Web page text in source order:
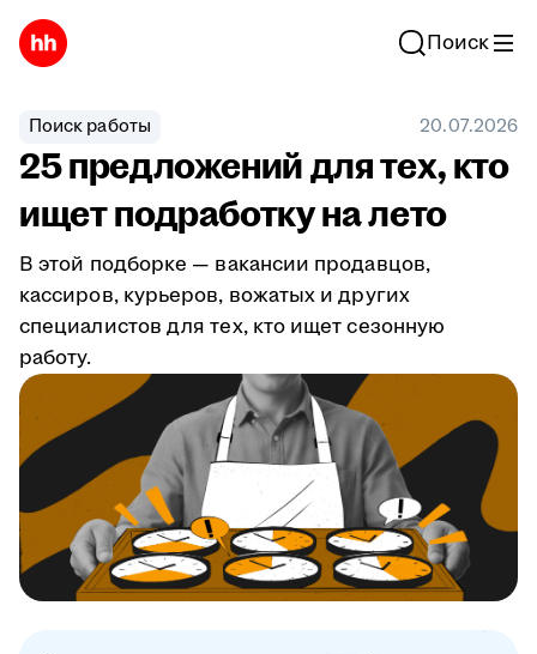
Поиск
Поиск работы 20.07.2026
25 предложений для тех, кто
ищет подработку на лето
В этой подборке — вакансии продавцов,
кассиров, курьеров, вожатых и других
специалистов для тех, кто ищет сезонную
работу.